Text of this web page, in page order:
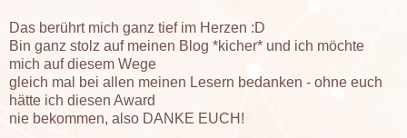
Das berührt mich ganz tief im Herzen :D
Bin ganz stolz auf meinen Blog *kicher* und ich möchte
mich auf diesem Wege
gleich mal bei allen meinen Lesern bedanken - ohne euch
hätte ich diesen Award
nie bekommen, also DANKE EUCH!